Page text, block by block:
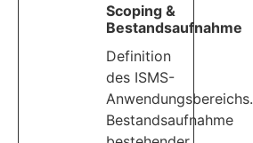
Scoping &
Bestandsaufnahme
Definition
des ISMS-
Anwendungsbereichs.
Bestandsaufnahme